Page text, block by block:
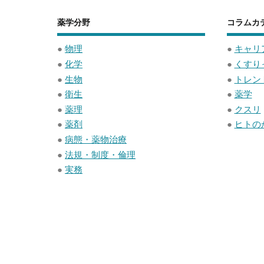
o
薬学分野
● 物理
● 化学
● 生物
● 衛生
● 薬理
● 薬剤
● 病態・薬物治療
● 法規・制度・倫理
● 実務
コラムカ
● キャリ
● くす
● トレン
● 薬学
● クスリ
● ヒトの